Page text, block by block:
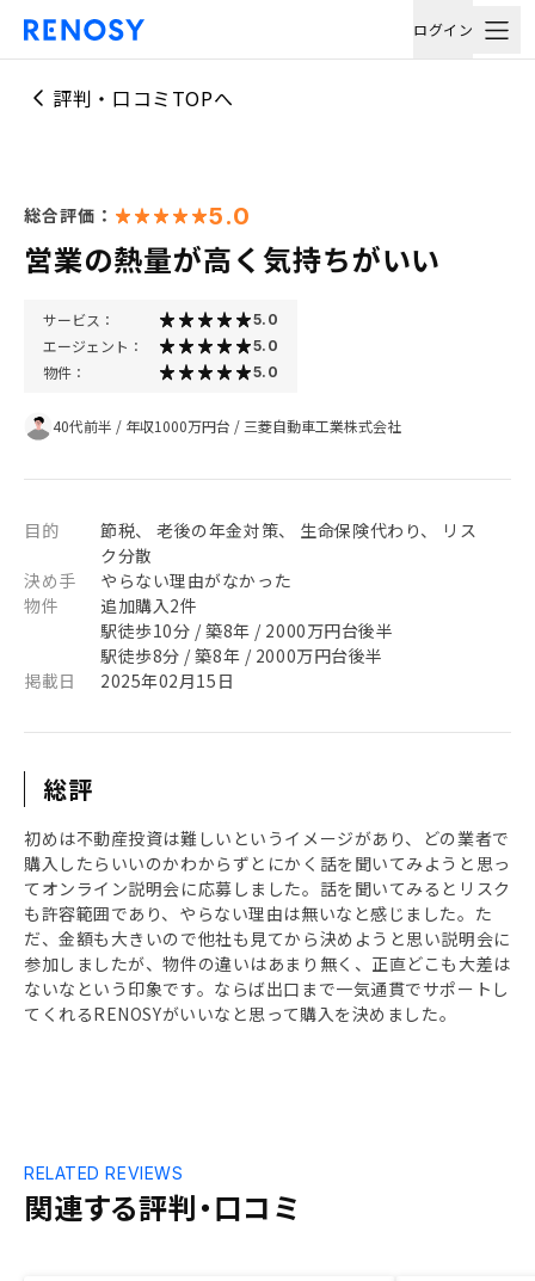
ログイン
評判・口コミTOPへ
総合評価： 5.0
営業の熱量が高く気持ちがいい
サービス： 5.0
エージェント： 5.0
物件： 5.0
40代前半 / 年収1000万円台 / 三菱自動車工業株式会社
目的
節税、 老後の年金対策、 生命保険代わり、 リス
ク分散
決め手
やらない理由がなかった
物件
追加購入2件
駅徒歩10分 / 築8年 / 2000万円台後半
駅徒歩8分 / 築8年 / 2000万円台後半
掲載日
2025年02月15日
総評
初めは不動産投資は難しいというイメージがあり、どの業者で
購入したらいいのかわからずとにかく話を聞いてみようと思っ
てオンライン説明会に応募しました。話を聞いてみるとリスク
も許容範囲であり、やらない理由は無いなと感じました。た
だ、金額も大きいので他社も見てから決めようと思い説明会に
参加しましたが、物件の違いはあまり無く、正直どこも大差は
ないなという印象です。ならば出口まで一気通貫でサポートし
てくれるRENOSYがいいなと思って購入を決めました。
関連する評判・口コミ
RELATED REVIEWS